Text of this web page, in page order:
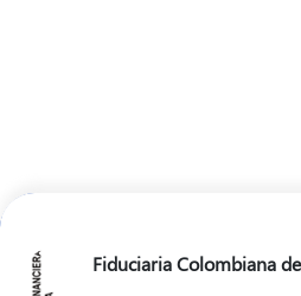
Fiduciaria Colombiana